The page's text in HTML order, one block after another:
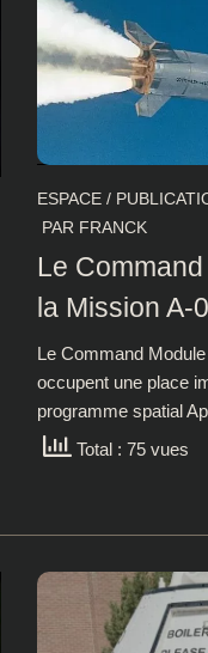
ESPACE /
PAR FRANCK
Le
la Mission A-
Le Command
occupent une place
programme spatial
Total : 75 vues